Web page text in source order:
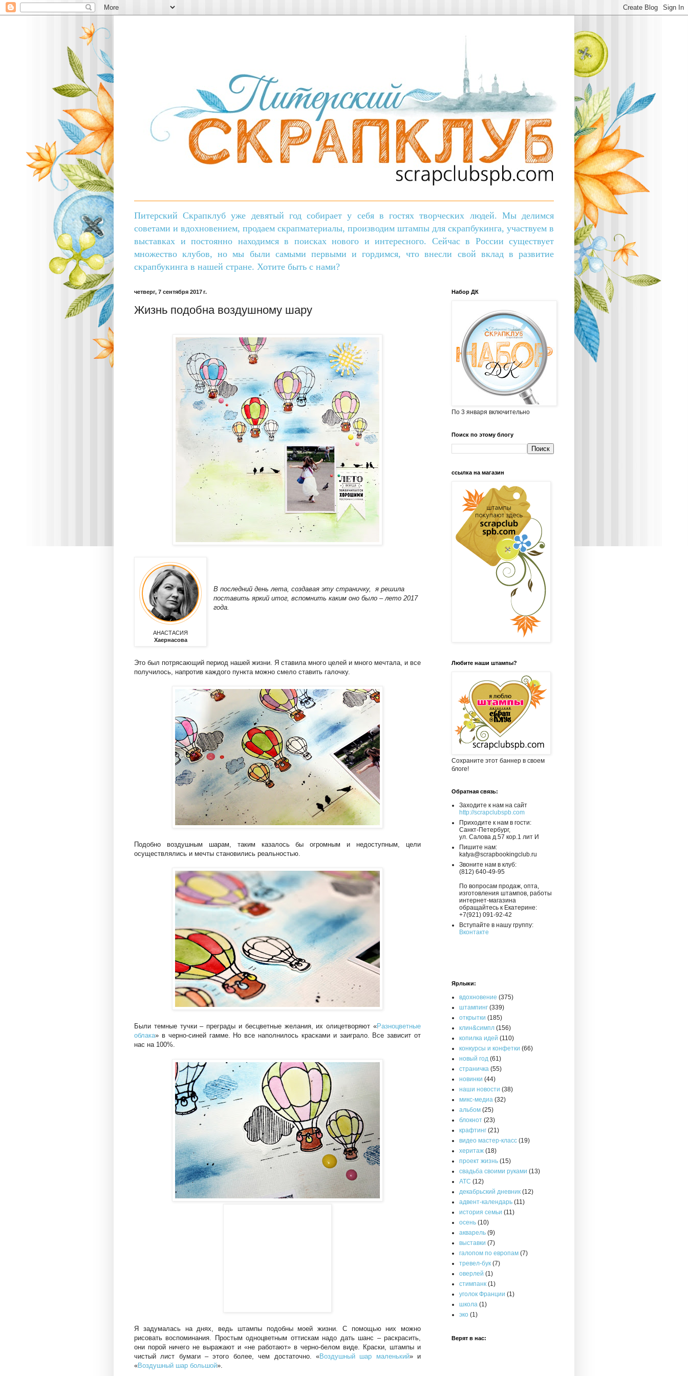
Питерский Скрапклуб уже девятый год собирает у себя в гостях творческих людей. Мы делимся
советами и вдохновением, продаем скрапматериалы, производим штампы для скрапбукинга, участвуем в
выставках и постоянно находимся в поисках нового и интересного. Сейчас в России существует
множество клубов, но мы были самыми первыми и гордимся, что внесли свой вклад в развитие
скрапбукинга в нашей стране. Хотите быть с нами?
четверг, 7 сентября 2017 г.
Жизнь подобна воздушному шару
АНАСТАСИЯ
Хаернасова
В последний день лета, создавая эту страничку, я решила
поставить яркий итог, вспомнить каким оно было – лето 2017
года.
Это был потрясающий период нашей жизни. Я ставила много целей и много мечтала, и все
получилось, напротив каждого пункта можно смело ставить галочку.
Подобно воздушным шарам, таким казалось бы огромным и недоступным, цели
осуществлялись и мечты становились реальностью.
Были темные тучки – преграды и бесцветные желания, их олицетворяют «Разноцветные
облака» в черно-синей гамме. Но все наполнилось красками и заиграло. Все зависит от
нас на 100%.
Я задумалась на днях, ведь штампы подобны моей жизни. С помощью них можно
рисовать воспоминания. Простым одноцветным оттискам надо дать шанс – раскрасить,
они порой ничего не выражают и «не работают» в черно-белом виде. Краски, штампы и
чистый лист бумаги – этого более, чем достаточно. «Воздушный шар маленький» и
«Воздушный шар большой».
Набор ДК
По 3 января включительно
Поиск по этому блогу
ссылка на магазин
Любите наши штампы?
Cохраните этот баннер в своем
блоге!
Обратная связь:
Заходите к нам на сайт
http://scrapclubspb.com
Приходите к нам в гости:
Санкт-Петербург,
ул. Салова д.57 кор.1 лит И
Пишите нам:
katya@scrapbookingclub.ru
Звоните нам в клуб:
(812) 640-49-95
По вопросам продаж, опта,
изготовления штампов, работы
интернет-магазина
обращайтесь к Екатерине:
+7(921) 091-92-42
Вступайте в нашу группу:
Вконтакте
Ярлыки:
вдохновение (375)
штампинг (339)
открытки (185)
клин&симпл (156)
копилка идей (110)
конкурсы и конфетки (66)
новый год (61)
страничка (55)
новинки (44)
наши новости (38)
микс-медиа (32)
альбом (25)
блокнот (23)
крафтинг (21)
видео мастер-класс (19)
херитаж (18)
проект жизнь (15)
свадьба своими руками (13)
АТС (12)
декабрьский дневник (12)
адвент-календарь (11)
история семьи (11)
осень (10)
акварель (9)
выставки (7)
галопом по европам (7)
тревел-бук (7)
оверлей (1)
стимпанк (1)
уголок Франции (1)
школа (1)
эко (1)
Верят в нас: